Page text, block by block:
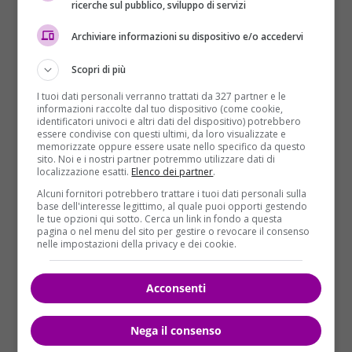
Erano due bravi ragazzi
di Emiliano Scalia e Mattia
Giuramento (Newton Compton):
Fabrizio appartiene alla Napoli bene,
è figlio di un
medico molto noto.Andrea invece viene da Miano,
un quartiere di periferia, dove la camorra la fa da
padrone. S’incontrano per caso a una festa e
ricerche sul pubblico, sviluppo di servizi
Archiviare informazioni su dispositivo e/o accedervi
Scopri di più
I tuoi dati personali verranno trattati da 327 partner e le
informazioni raccolte dal tuo dispositivo (come cookie,
identificatori univoci e altri dati del dispositivo) potrebbero
essere condivise con questi ultimi, da loro visualizzate e
memorizzate oppure essere usate nello specifico da questo
sito. Noi e i nostri partner potremmo utilizzare dati di
localizzazione esatti. Elenco dei partner.
Alcuni fornitori potrebbero trattare i tuoi dati personali sulla
base dell'interesse legittimo, al quale puoi opporti gestendo
le tue opzioni qui sotto. Cerca un link in fondo a questa
pagina o nel menu del sito per gestire o revocare il consenso
nelle impostazioni della privacy e dei cookie.
Acconsenti
Nega il consenso